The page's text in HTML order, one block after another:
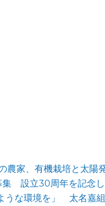
の農家、有機栽培と
集 設立30周年を記念
うな環境を」 太名嘉